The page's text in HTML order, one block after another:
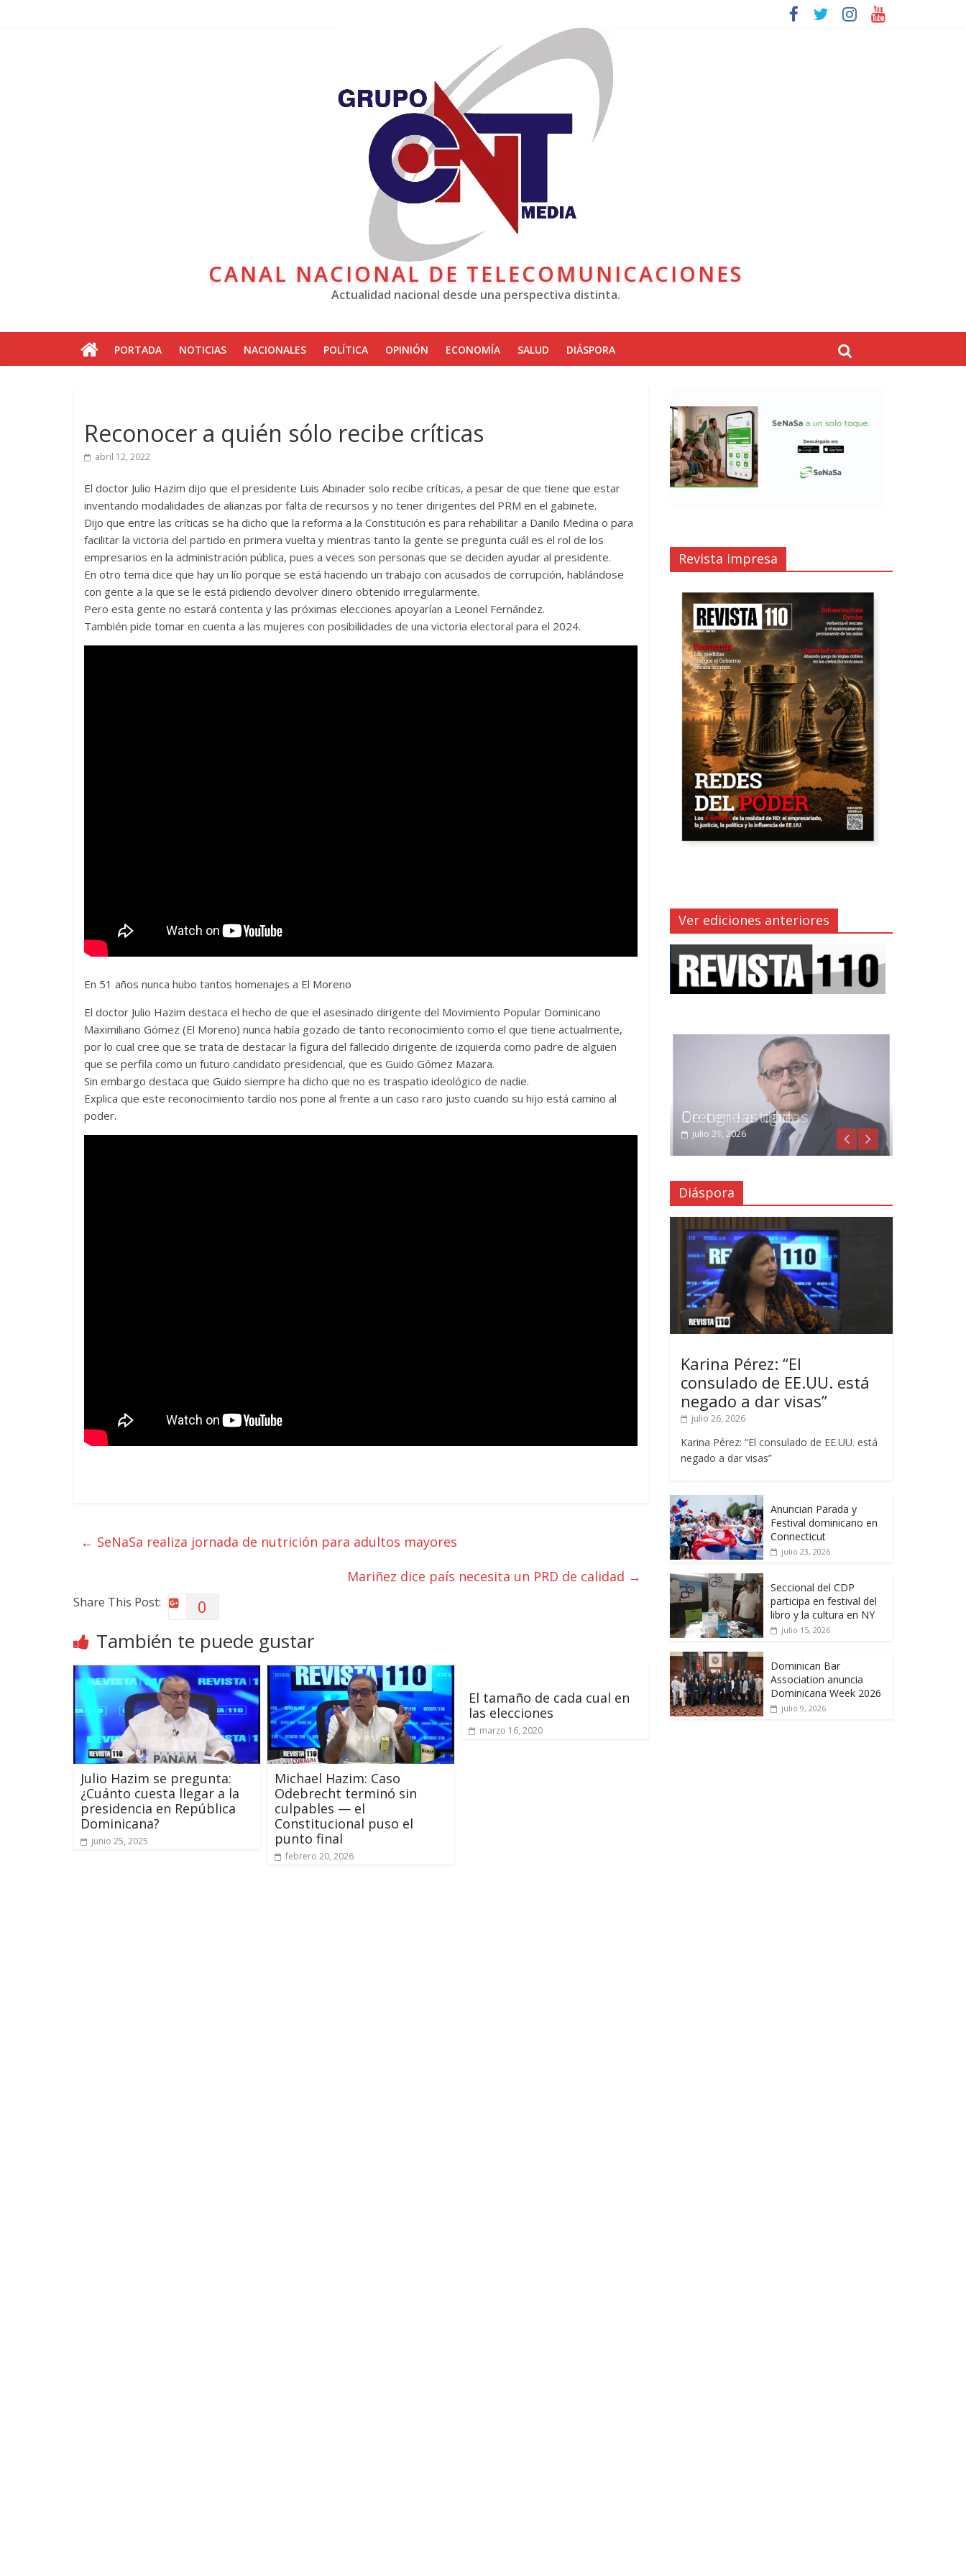
CANAL NACIONAL DE TELECOMUNICACIONES
Actualidad nacional desde una perspectiva distinta.
PORTADA NOTICIAS NACIONALES POLÍTICA OPINIÓN ECONOMÍA SALUD DIÁSPORA
Reconocer a quién sólo recibe críticas
abril 12, 2022
El doctor Julio Hazim dijo que el presidente Luis Abinader solo recibe críticas, a pesar de que tiene que estar
inventando modalidades de alianzas por falta de recursos y no tener dirigentes del PRM en el gabinete.
Dijo que entre las críticas se ha dicho que la reforma a la Constitución es para rehabilitar a Danilo Medina o para
facilitar la victoria del partido en primera vuelta y mientras tanto la gente se pregunta cuál es el rol de los
empresarios en la administración pública, pues a veces son personas que se deciden ayudar al presidente.
En otro tema dice que hay un lío porque se está haciendo un trabajo con acusados de corrupción, hablándose
con gente a la que se le está pidiendo devolver dinero obtenido irregularmente.
Pero esta gente no estará contenta y las próximas elecciones apoyarían a Leonel Fernández.
También pide tomar en cuenta a las mujeres con posibilidades de una victoria electoral para el 2024.
En 51 años nunca hubo tantos homenajes a El Moreno
El doctor Julio Hazim destaca el hecho de que el asesinado dirigente del Movimiento Popular Dominicano
Maximiliano Gómez (El Moreno) nunca había gozado de tanto reconocimiento como el que tiene actualmente,
por lo cual cree que se trata de destacar la figura del fallecido dirigente de izquierda como padre de alguien
que se perfila como un futuro candidato presidencial, que es Guido Gómez Mazara.
Sin embargo destaca que Guido siempre ha dicho que no es traspatio ideológico de nadie.
Explica que este reconocimiento tardío nos pone al frente a un caso raro justo cuando su hijo está camino al
poder.
← SeNaSa realiza jornada de nutrición para adultos mayores
Mariñez dice país necesita un PRD de calidad →
Share This Post: 0
También te puede gustar
Julio Hazim se pregunta:
¿Cuánto cuesta llegar a la
presidencia en República
Dominicana?
junio 25, 2025
Michael Hazim: Caso
Odebrecht terminó sin
culpables — el
Constitucional puso el
punto final
febrero 20, 2026
El tamaño de cada cual en
las elecciones
marzo 16, 2020
Revista impresa
Ver ediciones anteriores
Crecen las dudas
julio 29, 2026
Diáspora
Karina Pérez: “El
consulado de EE.UU. está
negado a dar visas”
julio 26, 2026
Karina Pérez: “El consulado de EE.UU. está
negado a dar visas”
Anuncian Parada y
Festival dominicano en
Connecticut
julio 23, 2026
Seccional del CDP
participa en festival del
libro y la cultura en NY
julio 15, 2026
Dominican Bar
Association anuncia
Dominicana Week 2026
julio 9, 2026